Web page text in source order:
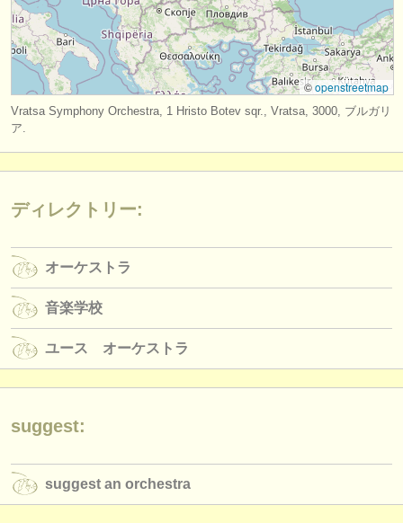
お問い合わせ
rss feeds
クラシック音楽ニュース
出版社:
find out about our
ログイン
©openstreetmap
Vratsa Symphony Orchestra, 1 Hristo Botev sqr., Vratsa, 3000, ブルガリ
ア.
ディレクトリー:
オーケストラ
音楽学校
ユース オーケストラ
suggest:
suggest an orchestra